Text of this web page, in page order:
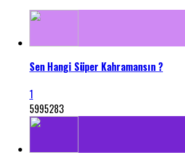
Sen Hangi Süper Kahramansın ?
1
5995283